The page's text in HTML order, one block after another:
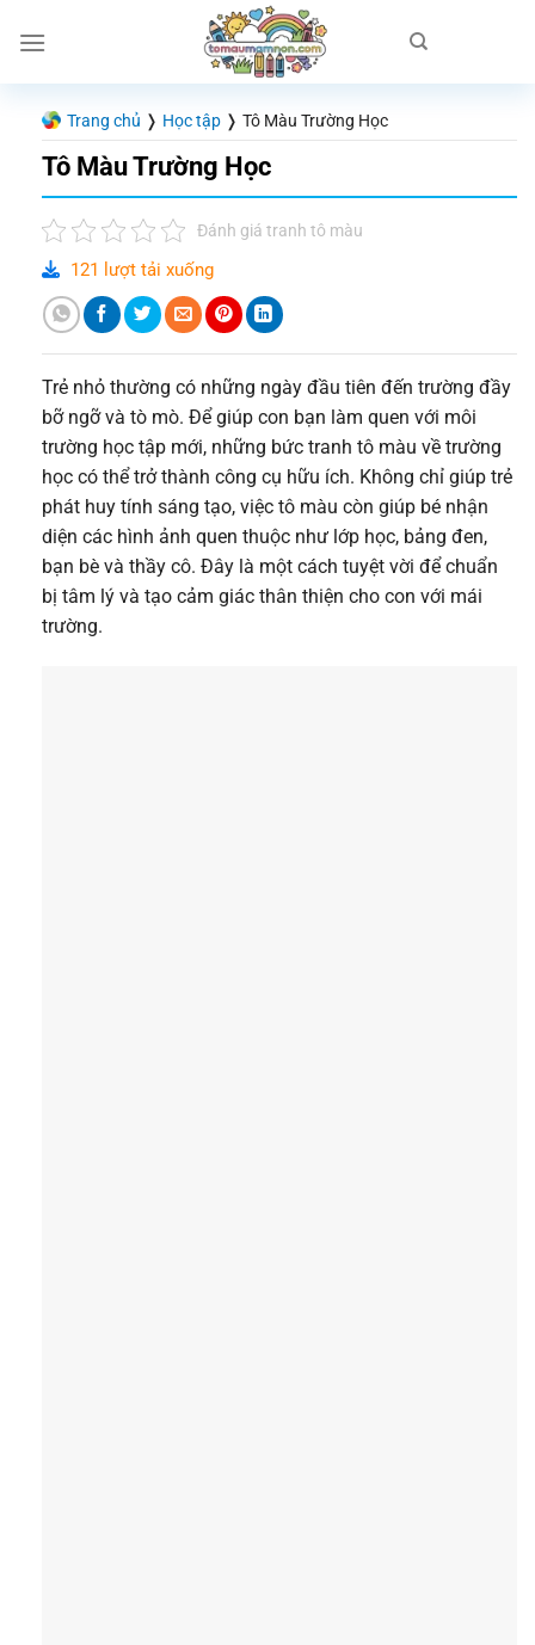
đến
Trang chủ ❭ Học tập ❭ Tô Màu Trường Học
Tô Màu Trường Học
Đánh giá tranh tô màu
121 lượt tải xuống
Trẻ nhỏ thường có những ngày đầu tiên đến trường đầy
bỡ ngỡ và tò mò. Để giúp con bạn làm quen với môi
trường học tập mới, những bức tranh tô màu về trường
học có thể trở thành công cụ hữu ích. Không chỉ giúp trẻ
phát huy tính sáng tạo, việc tô màu còn giúp bé nhận
diện các hình ảnh quen thuộc như lớp học, bảng đen,
bạn bè và thầy cô. Đây là một cách tuyệt vời để chuẩn
bị tâm lý và tạo cảm giác thân thiện cho con với mái
trường.